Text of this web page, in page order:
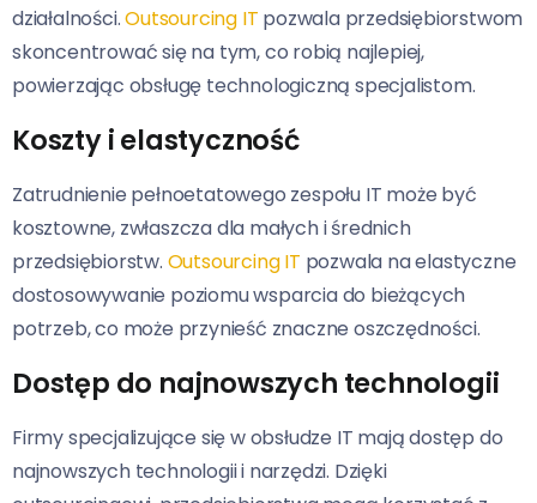
działalności.Outsourcing IT pozwala przedsiębiorstwom
skoncentrować się na tym, co robią najlepiej,
powierzając obsługę technologiczną specjalistom.
Koszty i elastyczność
Zatrudnienie pełnoetatowego zespołu IT może być
kosztowne, zwłaszcza dla małych i średnich
przedsiębiorstw. Outsourcing IT pozwala na elastyczne
dostosowywanie poziomu wsparcia do bieżących
potrzeb, co może przynieść znaczne oszczędności.
Dostęp do najnowszych technologii
Firmy specjalizujące się w obsłudze IT mają dostęp do
najnowszych technologii i narzędzi. Dzięki